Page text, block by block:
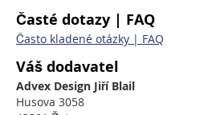
Časté dotazy | FAQ
Často kladené otázky | FAQ
Váš dodavatel
Advex Design Jiří Blail
Husova 3058